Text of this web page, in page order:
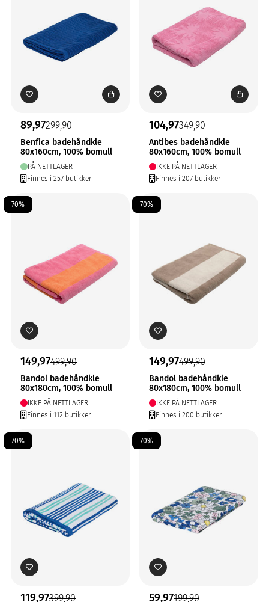
89,97299,90
Benfica badehåndkle
80x160cm, 100% bomull
PÅ NETTLAGER
Finnes i 257 butikker
104,97349,90
Antibes badehåndkle
80x160cm, 100% bomull
IKKE PÅ NETTLAGER
Finnes i 207 butikker
70%
149,97499,90
Bandol badehåndkle
80x180cm, 100% bomull
IKKE PÅ NETTLAGER
Finnes i 112 butikker
70%
149,97499,90
Bandol badehåndkle
80x180cm, 100% bomull
IKKE PÅ NETTLAGER
Finnes i 200 butikker
70%
119,97399,90
70%
59,97199,90